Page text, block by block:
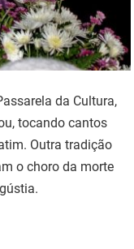
da Cultura,
tocando cantos
Outra tradição
o choro da morte